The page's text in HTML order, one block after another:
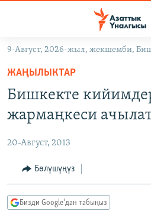
Навигацияга
өтүңүз
Издөөгө
салыңыз
ЭКОНОМИКА
МАДАНИЯТ
БОРБОР АЗИЯ
УКРАИНА
АТАЙЫН ИЛИКТӨӨ
ТВ ПРОГРАММАЛАР
ЭКСПЕРТТЕР ТАЛДАЙТ
ӨЗГӨЧӨ ПИКИР
9-Август, 2026-жыл, жекшемби,
ЖАҢЫЛЫКТАР
Бишкекте
жармаңкеси
20-Август, 2013
Бөлүшүңүз
Бизди Google'дан табыңыз